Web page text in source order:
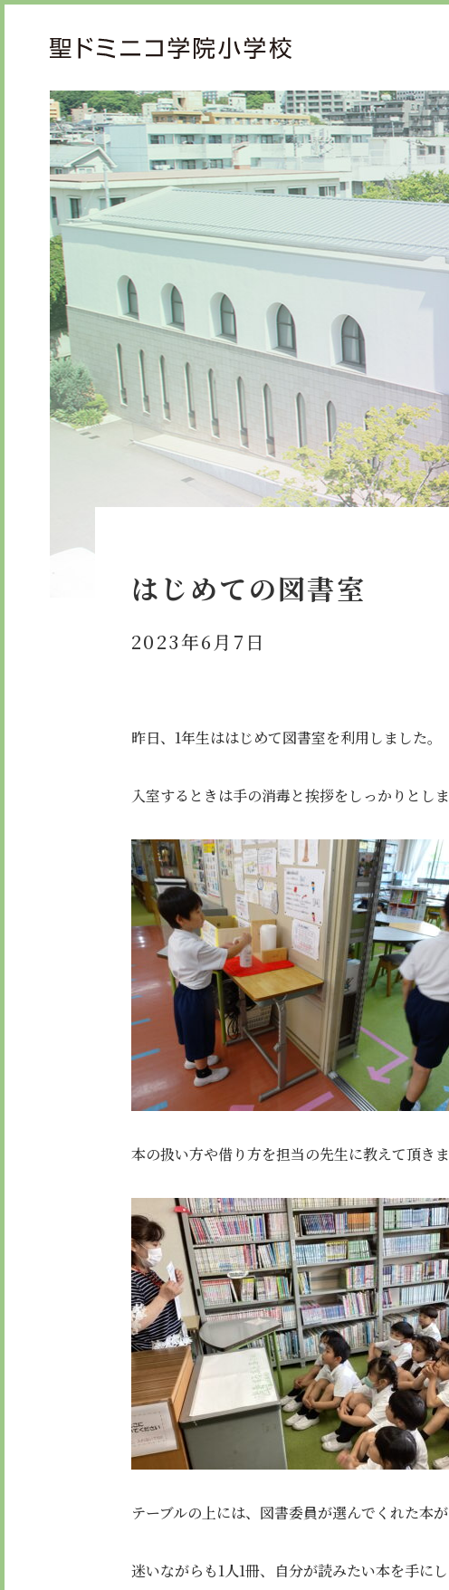
ご挨拶
校長メッセージ
先生からメッセージ
教育方針
教育方針
礼の育成
学校紹介
学校生活
年間行事
委員会・クラブ活動
検定合格、入
学校紹介ムービー
通学用ランド
はじめての図書室
2023年6月7日
昨日、1年生ははじめて図書室を利用しました。
入室するときは手の消毒と挨拶をしっかりとし
本の扱い方や借り方を担当の先生に教えて頂き
テーブルの上には、図書委員が選んでくれた本
迷いながらも1人1冊、自分が読みたい本を手にし